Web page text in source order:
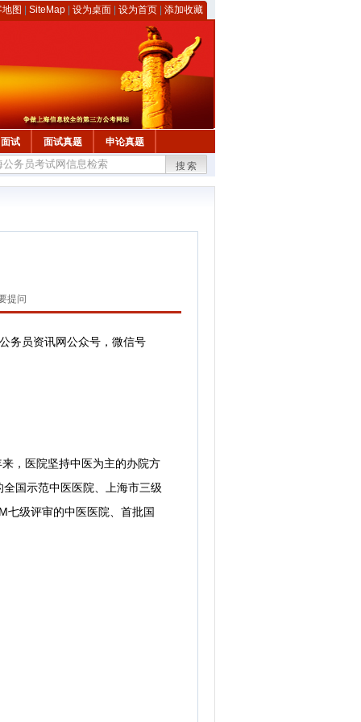
图 SiteMap 设为桌面 设为首页 添加收藏
面试 面试真题 申论真题
搜索
提问
务员资讯网公众号，微信号
，医院坚持中医为主的办院方
国示范中医医院、上海市三级
七级评审的中医医院、首批国